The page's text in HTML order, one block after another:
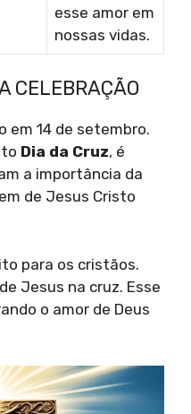
esse amor em
nossas vidas.
CELEBRAÇÃO
em 14 de setembro.
Dia da Cruz, é
a importância da
de Jesus Cristo
para os cristãos.
Jesus na cruz. Esse
o amor de Deus